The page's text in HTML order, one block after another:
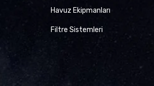
Havuz Ekipmanları
Filtre Sistemleri